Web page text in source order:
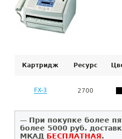
Картридж Ресурс
FX-3 2700
— При покупке более
более 5000 руб.
МКАД БЕСПЛАТНАЯ.